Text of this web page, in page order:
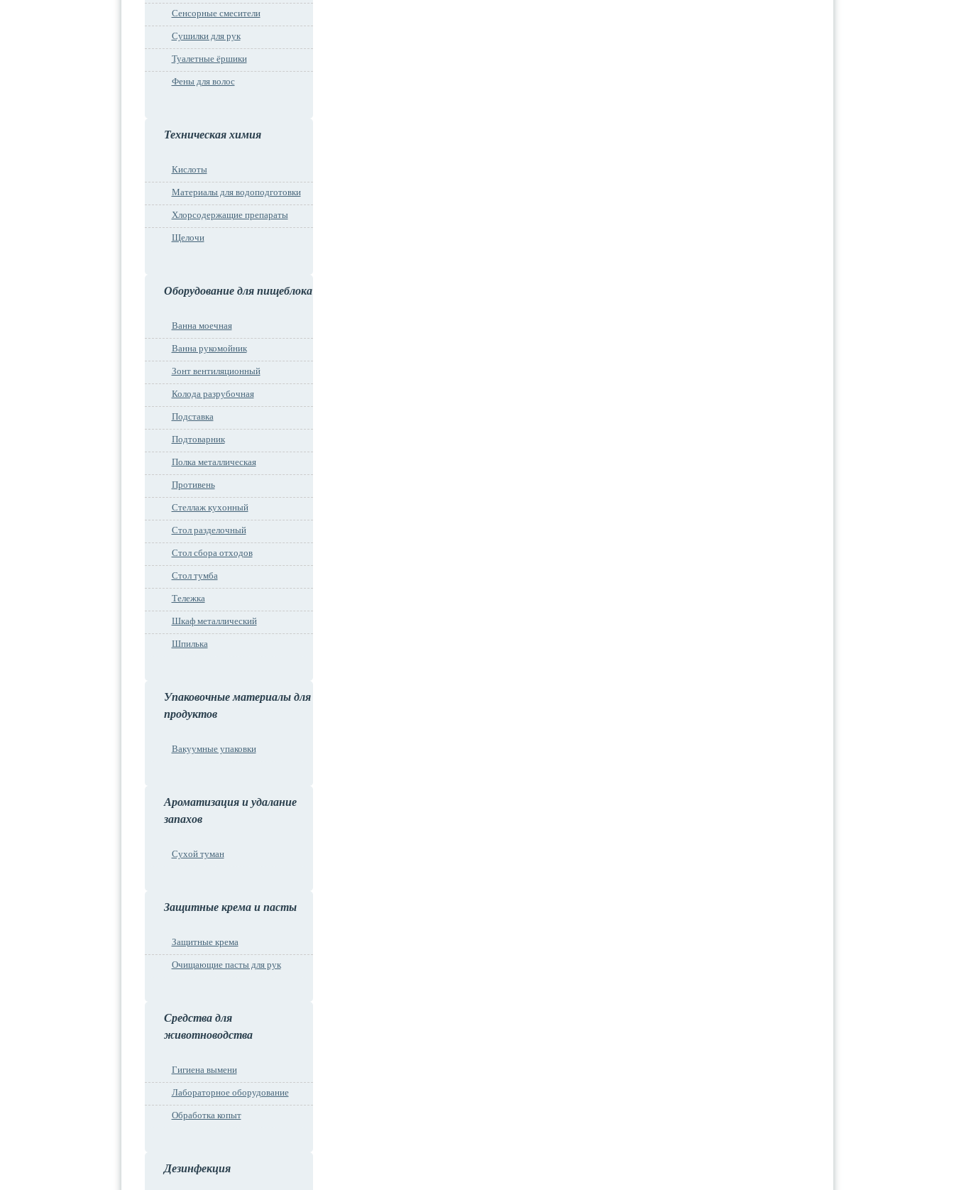
Сенсорные смесители
Сушилки для рук
Туалетные ёршики
Фены для волос
Техническая химия
Кислоты
Материалы для водоподготовки
Хлорсодержащие препараты
Щелочи
Оборудование для пищеблока
Ванна моечная
Ванна рукомойник
Зонт вентиляционный
Колода разрубочная
Подставка
Подтоварник
Полка металлическая
Противень
Стеллаж кухонный
Стол разделочный
Стол сбора отходов
Стол тумба
Тележка
Шкаф металлический
Шпилька
Упаковочные материалы для
продуктов
Вакуумные упаковки
Ароматизация и удалание
запахов
Сухой туман
Защитные крема и пасты
Защитные крема
Очищающие пасты для рук
Средства для
животноводства
Гигиена вымени
Лабораторное оборудование
Обработка копыт
Дезинфекция